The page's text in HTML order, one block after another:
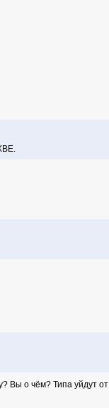
Вы о чём? Типа уйдут